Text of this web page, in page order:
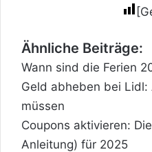
Ähnliche Beiträge:
Wann sind die Ferien
Geld abheben bei
müssen
Coupons aktivieren:
Anleitung) für 2025